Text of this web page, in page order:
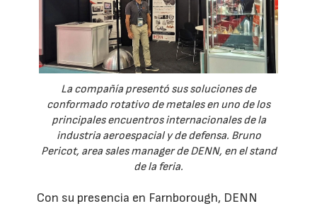
La compañía presentó sus soluciones de
conformado rotativo de metales en uno de los
principales encuentros internacionales de la
industria aeroespacial y de defensa. Bruno
Pericot, area sales manager de DENN, en el stand
de la feria.
Con su presencia en Farnborough, DENN